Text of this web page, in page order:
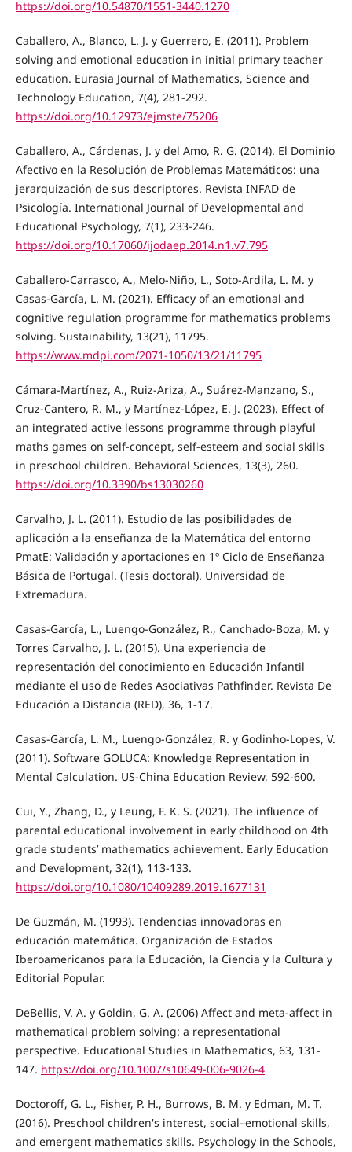
https://doi.org/10.54870/1551-3440.1270
Caballero, A., Blanco, L. J. y Guerrero, E. (2011). Problem
solving and emotional education in initial primary teacher
education. Eurasia Journal of Mathematics, Science and
Technology Education, 7(4), 281-292.
https://doi.org/10.12973/ejmste/75206
Caballero, A., Cárdenas, J. y del Amo, R. G. (2014). El Dominio
Afectivo en la Resolución de Problemas Matemáticos: una
jerarquización de sus descriptores. Revista INFAD de
Psicología. International Journal of Developmental and
Educational Psychology, 7(1), 233-246.
https://doi.org/10.17060/ijodaep.2014.n1.v7.795
Caballero-Carrasco, A., Melo-Niño, L., Soto-Ardila, L. M. y
Casas-García, L. M. (2021). Efficacy of an emotional and
cognitive regulation programme for mathematics problems
solving. Sustainability, 13(21), 11795.
https://www.mdpi.com/2071-1050/13/21/11795
Cámara-Martínez, A., Ruiz-Ariza, A., Suárez-Manzano, S.,
Cruz-Cantero, R. M., y Martínez-López, E. J. (2023). Effect of
an integrated active lessons programme through playful
maths games on self-concept, self-esteem and social skills
in preschool children. Behavioral Sciences, 13(3), 260.
https://doi.org/10.3390/bs13030260
Carvalho, J. L. (2011). Estudio de las posibilidades de
aplicación a la enseñanza de la Matemática del entorno
PmatE: Validación y aportaciones en 1º Ciclo de Enseñanza
Básica de Portugal. (Tesis doctoral). Universidad de
Extremadura.
Casas-García, L., Luengo-González, R., Canchado-Boza, M. y
Torres Carvalho, J. L. (2015). Una experiencia de
representación del conocimiento en Educación Infantil
mediante el uso de Redes Asociativas Pathfinder. Revista De
Educación a Distancia (RED), 36, 1-17.
Casas-García, L. M., Luengo-González, R. y Godinho-Lopes, V.
(2011). Software GOLUCA: Knowledge Representation in
Mental Calculation. US-China Education Review, 592-600.
Cui, Y., Zhang, D., y Leung, F. K. S. (2021). The influence of
parental educational involvement in early childhood on 4th
grade students’ mathematics achievement. Early Education
and Development, 32(1), 113-133.
https://doi.org/10.1080/10409289.2019.1677131
De Guzmán, M. (1993). Tendencias innovadoras en
educación matemática. Organización de Estados
Iberoamericanos para la Educación, la Ciencia y la Cultura y
Editorial Popular.
DeBellis, V. A. y Goldin, G. A. (2006) Affect and meta-affect in
mathematical problem solving: a representational
perspective. Educational Studies in Mathematics, 63, 131-
147. https://doi.org/10.1007/s10649-006-9026-4
Doctoroff, G. L., Fisher, P. H., Burrows, B. M. y Edman, M. T.
(2016). Preschool children's interest, social–emotional skills,
and emergent mathematics skills. Psychology in the Schools,